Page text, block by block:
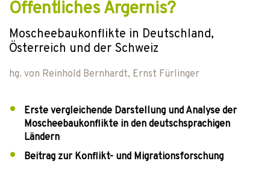
Öffentliches Ärgernis?
Moscheebaukonflikte in Deutschland,
Österreich und der Schweiz
hg. von Reinhold Bernhardt, Ernst Fürlinger
Erste vergleichende Darstellung und Analyse der
Moscheebaukonflikte in den deutschsprachigen
Ländern
Beitrag zur Konflikt- und Migrationsforschung